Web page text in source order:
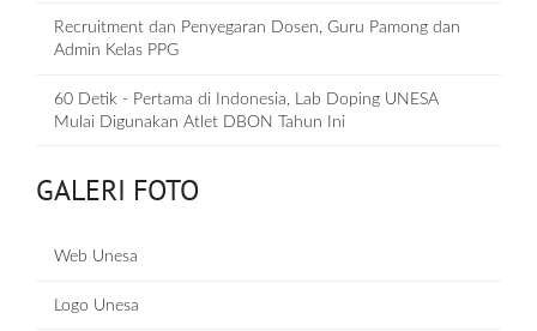
Recruitment dan Penyegaran Dosen, Guru Pamong dan
Admin Kelas PPG
60 Detik - Pertama di Indonesia, Lab Doping UNESA
Mulai Digunakan Atlet DBON Tahun Ini
GALERI FOTO
Web Unesa
Logo Unesa